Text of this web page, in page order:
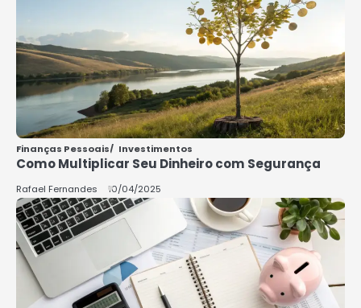
COMO INVESTIR COM POUCO
DINHEIRO 2025
Rafael Fernandes
Finanças Pessoais Investimentos
Como Multiplicar Seu Dinheiro com Segurança
Rafael Fernandes 10/04/2025